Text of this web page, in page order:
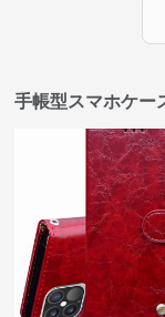
手帳型スマホケー